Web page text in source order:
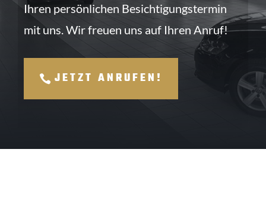
Ihren persönlichen Besichtigungstermin
mit uns. Wir freuen uns auf Ihren Anruf!
JETZT ANRUFEN!